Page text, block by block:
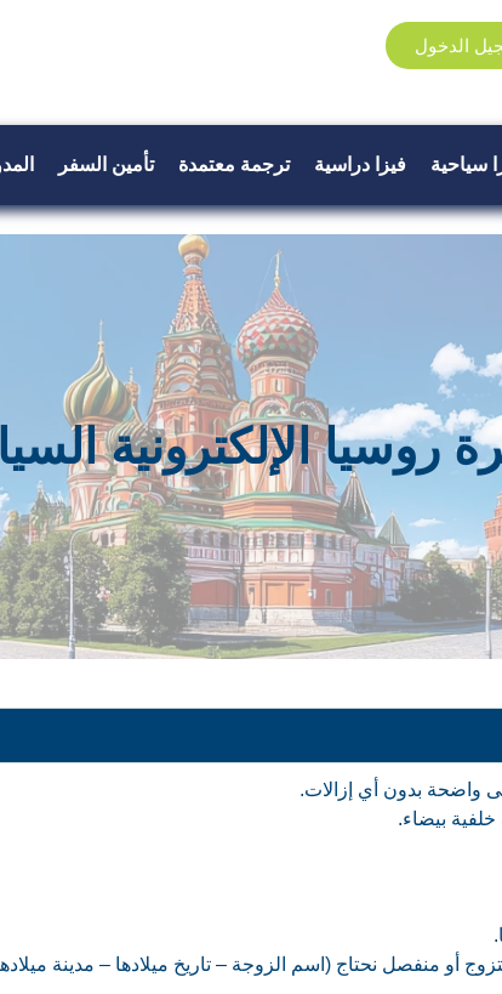
الدخول
سياحية فيزا دراسية ترجمة معتمدة تأمين السفر
روسيا الإلكترونية
واضحة بدون أي إزالات.
بيضاء.
متزوج أو منفصل نحتاج (اسم الزوجة – تاريخ ميلادها – مدينة